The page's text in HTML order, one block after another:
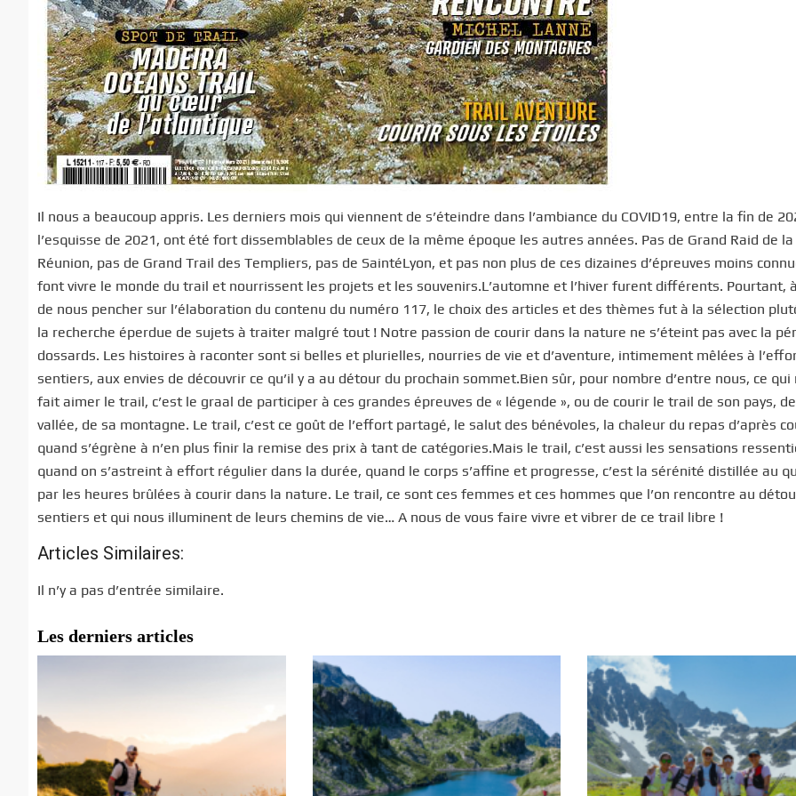
Il nous a beaucoup appris. Les derniers mois qui viennent de s’éteindre dans l’ambiance du COVID19, entre la fin de
l’esquisse de 2021, ont été fort dissemblables de ceux de la même époque les autres années. Pas de Grand Raid de la
Réunion, pas de Grand Trail des Templiers, pas de SaintéLyon, et pas non plus de ces dizaines d’épreuves moins
font vivre le monde du trail et nourrissent les projets et les souvenirs.L’automne et l’hiver furent différents. Pourtant,
de nous pencher sur l’élaboration du contenu du numéro 117, le choix des articles et des thèmes fut à la sélection
la recherche éperdue de sujets à traiter malgré tout ! Notre passion de courir dans la nature ne s’éteint pas avec la
dossards. Les histoires à raconter sont si belles et plurielles, nourries de vie et d’aventure, intimement mêlées à
sentiers, aux envies de découvrir ce qu’il y a au détour du prochain sommet.Bien sûr, pour nombre d’entre nous, ce qui
fait aimer le trail, c’est le graal de participer à ces grandes épreuves de « légende », ou de courir le trail de son pays,
vallée, de sa montagne. Le trail, c’est ce goût de l’effort partagé, le salut des bénévoles, la chaleur du repas d’après
quand s’égrène à n’en plus finir la remise des prix à tant de catégories.Mais le trail, c’est aussi les sensations
quand on s’astreint à effort régulier dans la durée, quand le corps s’affine et progresse, c’est la sérénité distillée au
par les heures brûlées à courir dans la nature. Le trail, ce sont ces femmes et ces hommes que l’on rencontre au
sentiers et qui nous illuminent de leurs chemins de vie… A nous de vous faire vivre et vibrer de ce trail libre !
Articles Similaires:
Il n’y a pas d’entrée similaire.
Les derniers articles